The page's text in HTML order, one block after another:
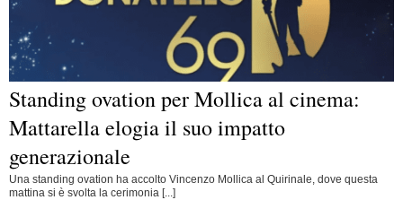
Standing ovation per Mollica al cinema:
Mattarella elogia il suo impatto
generazionale
Una standing ovation ha accolto Vincenzo Mollica al Quirinale, dove questa
mattina si è svolta la cerimonia [...]